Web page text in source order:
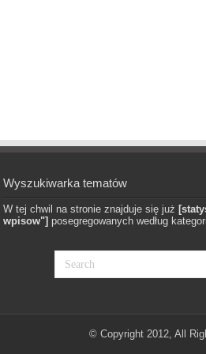
Wyszukiwarka tematów
W tej chwil na stronie znajduje się już
wpisow"] posegregowanych według
© Copyright 2012, All